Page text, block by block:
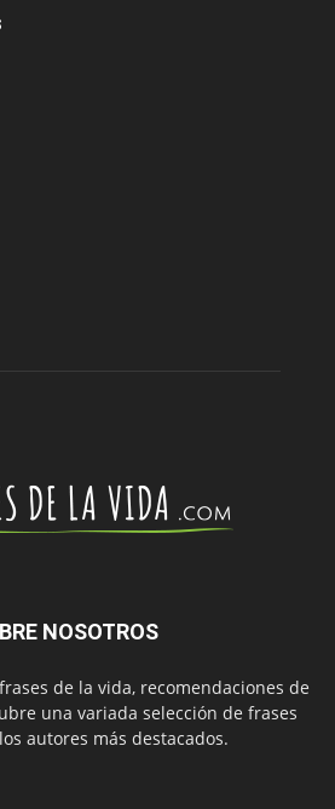
NOSOTROS
de la vida, recomendaciones de
una variada selección de frases
autores más destacados.